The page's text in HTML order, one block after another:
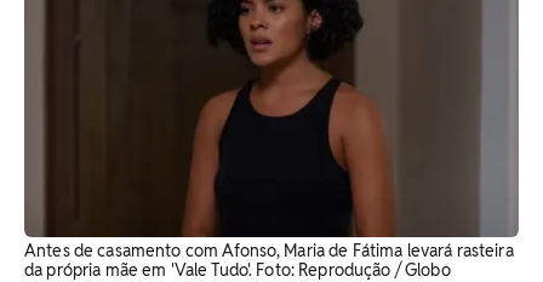
Antes de casamento com Afonso, Maria de Fátima levará rasteira
da própria mãe em 'Vale Tudo'. Foto: Reprodução / Globo